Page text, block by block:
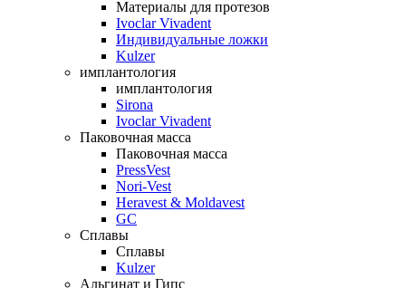
Материалы для протезов
Ivoclar Vivadent
Индивидуальные ложки
Kulzer
имплантология
имплантология
Sirona
Ivoclar Vivadent
Паковочная масса
Паковочная масса
PressVest
Nori-Vest
Heravest & Moldavest
GC
Сплавы
Сплавы
Kulzer
Альгинат и Гипс